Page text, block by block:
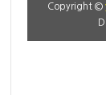
Copyright ©